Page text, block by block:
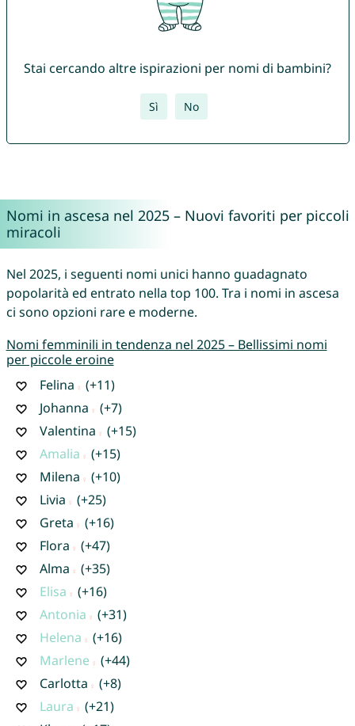
Stai cercando altre ispirazioni per nomi di bambini?
Sì No
Nomi in ascesa nel 2025 – Nuovi favoriti per piccoli
miracoli
Nel 2025, i seguenti nomi unici hanno guadagnato
popolarità ed entrato nella top 100. Tra i nomi in ascesa
ci sono opzioni rare e moderne.
Nomi femminili in tendenza nel 2025 – Bellissimi nomi
per piccole eroine
Felina
(+11)
Johanna
(+7)
Valentina
(+15)
Amalia
(+15)
Milena
(+10)
Livia
(+25)
Greta
(+16)
Flora
(+47)
Alma
(+35)
Elisa
(+16)
Antonia
(+31)
Helena
(+16)
Marlene
(+44)
Carlotta
(+8)
Laura
(+21)